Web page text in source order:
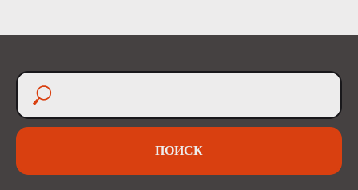
ПОИСК